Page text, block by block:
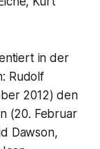
in der
Rudolf
2012) den
(20. Februar
Dawson,